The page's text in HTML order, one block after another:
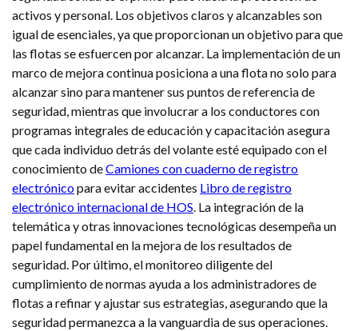
activos y personal. Los objetivos claros y alcanzables son
igual de esenciales, ya que proporcionan un objetivo para que
las flotas se esfuercen por alcanzar. La implementación de un
marco de mejora continua posiciona a una flota no solo para
alcanzar sino para mantener sus puntos de referencia de
seguridad, mientras que involucrar a los conductores con
programas integrales de educación y capacitación asegura
que cada individuo detrás del volante esté equipado con el
conocimiento deCamiones con cuaderno de registro
electrónicopara evitar accidentes Libro de registro
electrónico internacional de HOS. La integración de la
telemática y otras innovaciones tecnológicas desempeña un
papel fundamental en la mejora de los resultados de
seguridad. Por último, el monitoreo diligente del
cumplimiento de normas ayuda a los administradores de
flotas a refinar y ajustar sus estrategias, asegurando que la
seguridad permanezca a la vanguardia de sus operaciones.